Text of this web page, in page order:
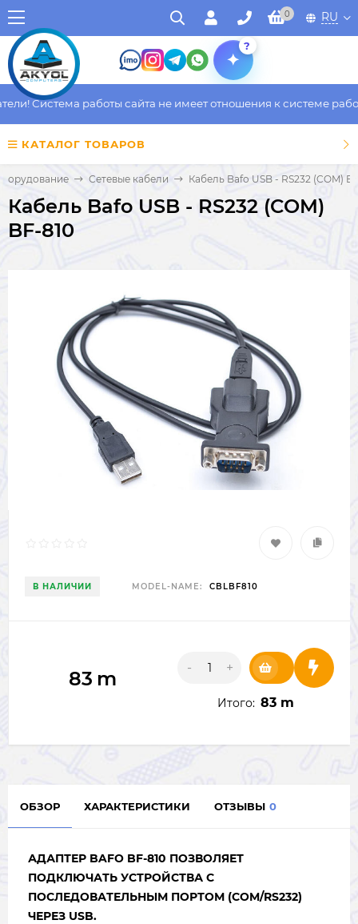
0 RU
?
Система работы сайта не имеет отношения к системе
КАТАЛОГ ТОВАРОВ
Сетевые кабели Кабель Bafo USB - RS232 (COM)
Кабель Bafo USB - RS232 (COM)
BF-810
В НАЛИЧИИ MODEL-NAME: CBLBF810
83 m - +
Итого: 83 m
ОБЗОР ХАРАКТЕРИСТИКИ ОТЗЫВЫ 0
АДАПТЕР BAFO BF-810 ПОЗВОЛЯЕТ
ПОДКЛЮЧАТЬ УСТРОЙСТВА С
ПОСЛЕДОВАТЕЛЬНЫМ ПОРТОМ (COM/RS232)
ЧЕРЕЗ USB.